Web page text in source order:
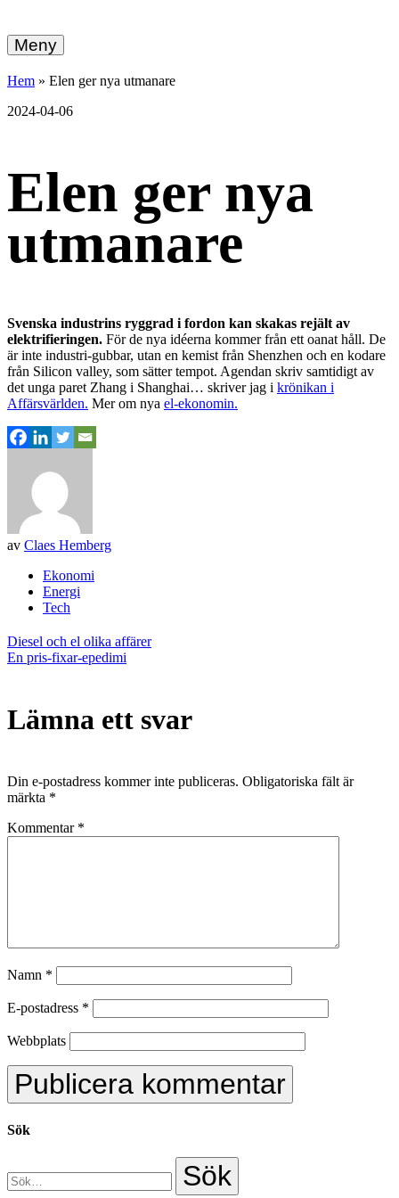
vidare
till
energi
+
Meny
Hem » Elen ger nya utmanare
2024-04-06
Elen ger nya
utmanare
Svenska industrins ryggrad i fordon kan skakas rejält av
elektrifieringen. För de nya idéerna kommer från ett oanat håll. De
är inte industri-gubbar, utan en kemist från Shenzhen och en kodare
från Silicon valley, som sätter tempot. Agendan skriv samtidigt av
det unga paret Zhang i Shanghai… skriver jag i krönikan i
Affärsvärlden. Mer om nya el-ekonomin.
av Claes Hemberg
Ekonomi
Energi
Tech
Inläggsnavigering
Diesel och el olika affärer
En pris-fixar-epedimi
Lämna ett svar
Din e-postadress kommer inte publiceras. Obligatoriska fält är
märkta *
Kommentar *
Namn *
E-postadress *
Webbplats
Sök